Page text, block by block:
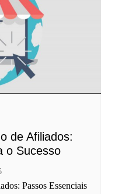
de Afiliados:
o Sucesso
Passos Essenciais